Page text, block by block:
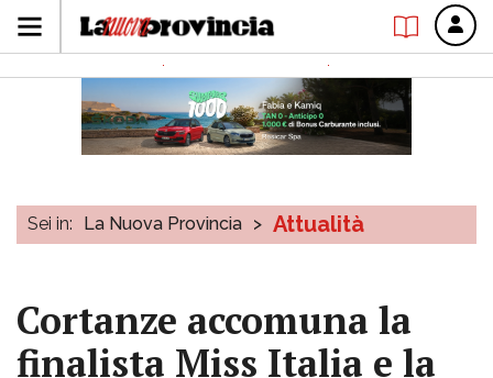
Sei in: La Nuova Provincia > Attualità
Cortanze accomuna la
finalista Miss Italia e la